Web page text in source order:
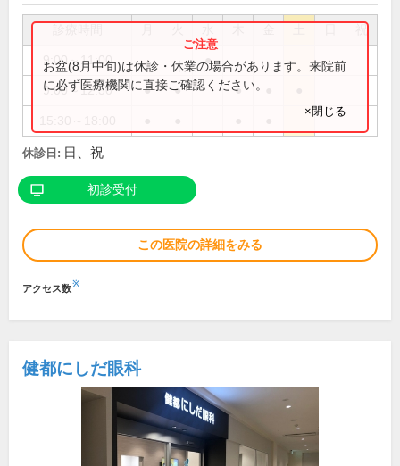
祝
9:00～11:00 ●
9:00～12:30 ● ● ●
お盆(8月中旬)は休診・休業の場合があります。来院前
に必ず医療機関に直接ご確認ください。
×閉じる
休診日: 日、祝
初診受付
この医院の詳細をみる
アクセス数※
健都にしだ眼科